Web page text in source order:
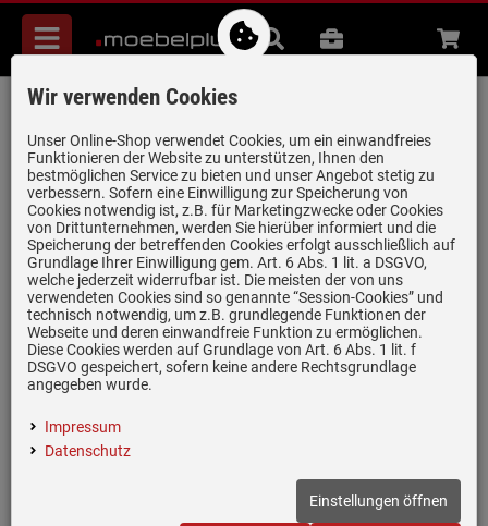
Menü
Suche
B2B Beratung
Schock Manhattan D-100L A Asphalt -
MAND100LAGAS Granitspüle
Artikel-Nummer:19960304 | Herstellernummer: MAND100LAGAS |
EAN:4014949481765
Wir verwenden Cookies
Unser Online-Shop verwendet Cookies, um ein einwandfreies
Funktionieren der Website zu unterstützen, Ihnen den
bestmöglichen Service zu bieten und unser Angebot stetig zu
verbessern. Sofern eine Einwilligung zur Speicherung von
Cookies notwendig ist, z.B. für Marketingzwecke oder Cookies
von Drittunternehmen, werden Sie hierüber informiert und die
Speicherung der betreffenden Cookies erfolgt ausschließlich auf
Grundlage Ihrer Einwilligung gem. Art. 6 Abs. 1 lit. a DSGVO,
welche jederzeit widerrufbar ist. Die meisten der von uns
verwendeten Cookies sind so genannte “Session-Cookies” und
technisch notwendig, um z.B. grundlegende Funktionen der
Webseite und deren einwandfreie Funktion zu ermöglichen.
Diese Cookies werden auf Grundlage von Art. 6 Abs. 1 lit. f
DSGVO gespeichert, sofern keine andere Rechtsgrundlage
angegeben wurde.
Impressum
Datenschutz
Einstellungen öffnen